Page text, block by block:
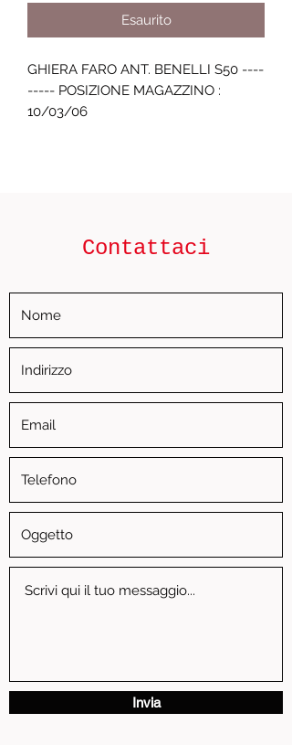
Esaurito
GHIERA FARO ANT. BENELLI S50 ----
----- POSIZIONE MAGAZZINO :
10/03/06
Contattaci
Invia